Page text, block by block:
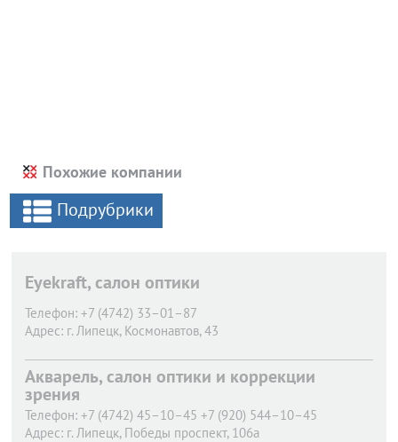
Похожие компании
Подрубрики
Eyekraft, салон оптики
Телефон: +7 (4742) 33–01–87
Адрес: г. Липецк, Космонавтов, 43
Акварель, салон оптики и коррекции
зрения
Телефон: +7 (4742) 45–10–45 +7 (920) 544–10–45
Адрес: г. Липецк, Победы проспект, 106а